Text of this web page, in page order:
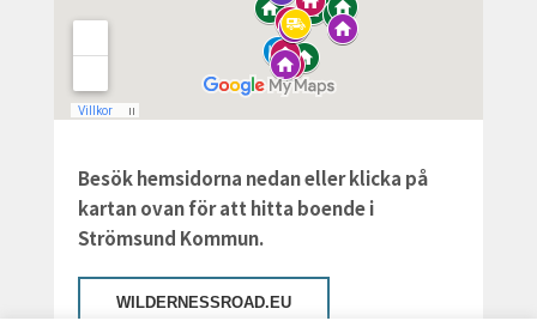
Besök hemsidorna nedan eller klicka på
kartan ovan för att hitta boende i
Strömsund Kommun.
WILDERNESSROAD.EU